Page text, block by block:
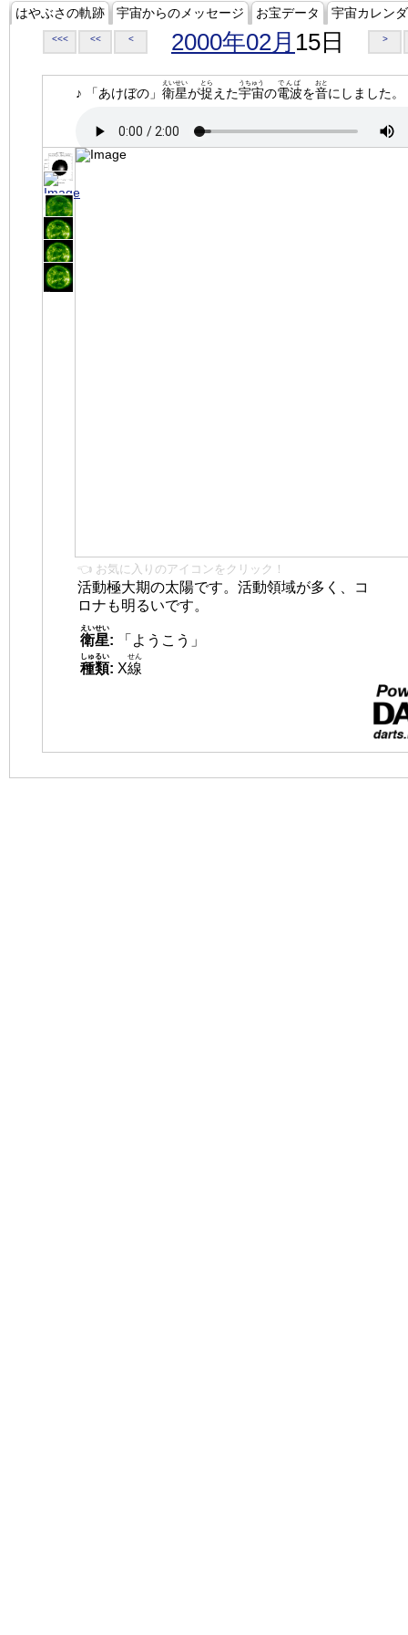
はやぶさの軌跡 宇宙からのメッセージ お宝データ 宇宙カレン
<<< << < 2000年02月 15日 >
♪ 「あけぼの」 衛星
えいせい
が捉
とら
えた宇宙
うちゅう
の電波
でんぱ
を音
おと
にしました。
👈 お気に入りのアイコンをクリック！
活動極大期の太陽です。活動領域が多く、コ
ロナも明るいです。
衛星
えいせい
:
「ようこう」
種類
しゅるい
: X線
せん